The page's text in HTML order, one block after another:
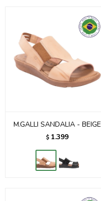
M.GALLI SANDALIA - BEIGE
$ 1.399